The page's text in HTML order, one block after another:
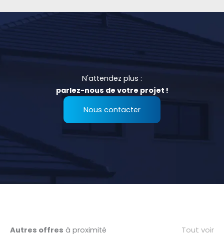
N'attendez plus :
parlez-nous de votre projet !
Nous contacter
Autres offres à proximité Tout voir